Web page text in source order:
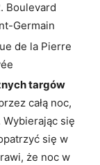
Boulevard
Germain
de la Pierre
targów
całą noc,
się
się w
że noc w